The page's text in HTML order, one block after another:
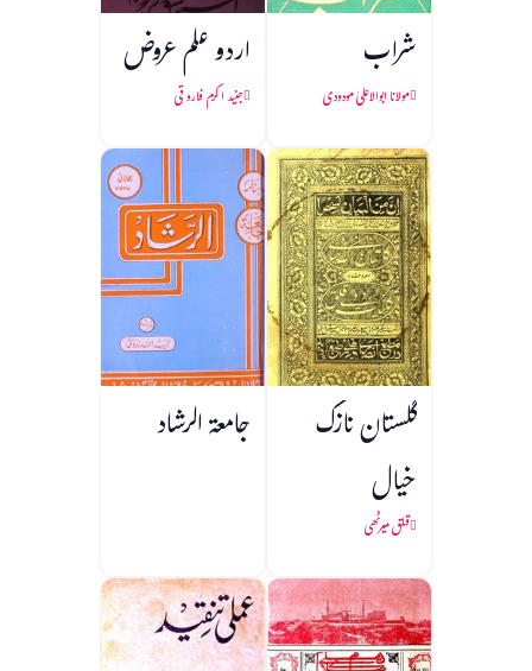
شراب
مولانا ابوالاعلیٰ مودودی
اردو علم عروض
جنید اکرم فاروقی
گلستان نازک
خیال
قلق میرٹھی
جامعۃ الرشاد